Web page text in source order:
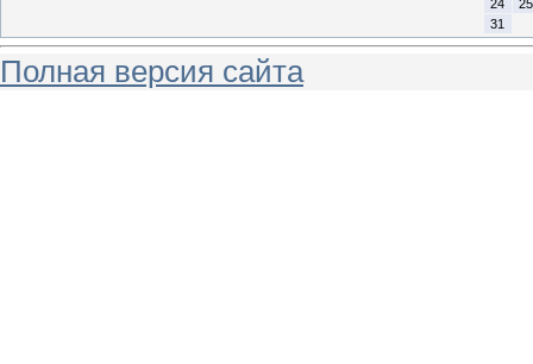
24
25
31
Полная версия сайта